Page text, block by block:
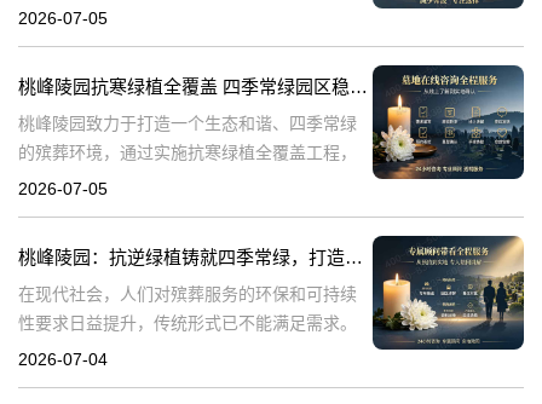
话:400-838-5063在生命的终点，我们最希望的
2026-07-05
桃峰陵园抗寒绿植全覆盖 四季常绿园区稳定美观：打造生态和谐殡葬环境
桃峰陵园致力于打造一个生态和谐、四季常绿
的殡葬环境，通过实施抗寒绿植全覆盖工程，
不仅提升了园区的美观度，也确保了园区的稳
2026-07-05
桃峰陵园：抗逆绿植铸就四季常绿，打造生态绿色殡葬典范
在现代社会，人们对殡葬服务的环保和可持续
性要求日益提升，传统形式已不能满足需求。
桃峰陵园作为绿色殡葬的先行者，致力于构建
2026-07-04